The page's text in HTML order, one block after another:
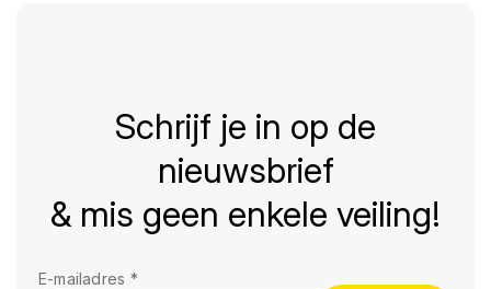
Schrijf je in op de
nieuwsbrief
& mis geen enkele veiling!
E-mailadres *